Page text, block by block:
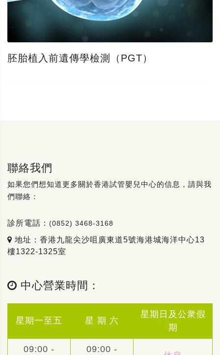
胚胎植入前遺傳學檢測（PGT）
聯絡我們
如果您們想知道更多關於香港試管嬰兒中心的信息，請與我
們聯絡：
診所電話： (0852) 3468-3168
地址：香港九龍尖沙咀廣東道5號海港城海洋中心13
樓1322-1325室
中心營業時間：
星期一至五 星 期 六
星期日及公衆假
期
09:00 - 09:00 -